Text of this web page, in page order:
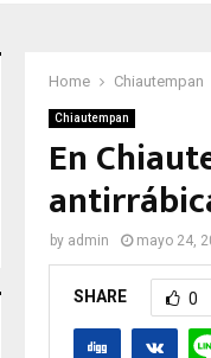
Home Chiautempan
Chiautempan
En
by admin mayo 24,
SHARE 0